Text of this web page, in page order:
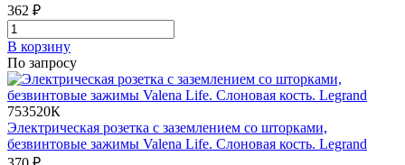
362 ₽
В корзинy
По запросу
753520К
Электрическая розетка с заземлением со шторками,
безвинтовые зажимы Valena Life. Слоновая кость. Legrand